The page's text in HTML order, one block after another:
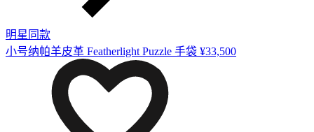
明星同款
小号纳帕羊皮革 Featherlight Puzzle 手袋 ¥33,500